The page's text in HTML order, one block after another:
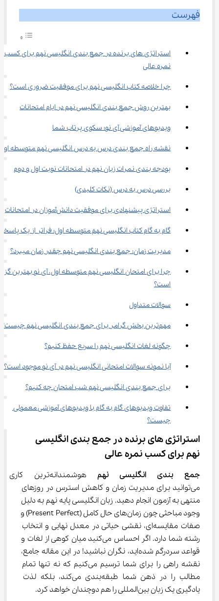
فهرست
استراتژی ‌های برنده در جمع بندی انگلیسی نهم برای کسب
نمره عالی
چرا خلاصه کتاب انگلیسی نهم برای موفقیت ضروری است؟
بهترین روش جمع‌ بندی انگلیسی نهم در ایام امتحانات
ویدیوهای آموزشی آی نو؛ سکوی پرتاب شما
نقشه راه جمع ‌بندی درس به درس انگلیسی نهم متوسطه اول
بودجه بندی نمرات زبان نهم در امتحانات نوبت اول و دوم
بررسی درس به درس (نکات کلیدی)
استراتژی پیشنهادی برای موفقیت دانش‌آموزان در امتحانات
گام به گام کتاب انگلیسی نهم متوسطه اول؛ فراتر از یک
مدیریت زمان: جمع‌ بندی انگلیسی نهم چقدر زمان میبرد؟
چرا برای امتحان انگلیسی نهم متوسطه اول، آی نو بهترین
است؟
سوالات متداول
مهم‌ترین بخش گرامر برای جمع‌ بندی انگلیسی نهم چیست؟
چگونه لغات انگلیسی نهم را سریع حفظ کنیم؟
آیا نمونه سوالات امتحانی انگلیسی نهم در آی نو موجود است؟
برای جمع ‌بندی انگلیسی نهم شب امتحان چه کنیم؟
تفاوت ویدیوهای گام به گام با ویدیوهای آموزشی معمولی
چیست؟
استراتژی ‌های برنده در جمع بندی انگلیسی
نهم برای کسب نمره عالی
جمع‌ بندی انگلیسی نهم
می‌توانید برای مدیریت زمان و کاهش استرس در روزهای
منتهی به آزمون انجام دهید. زبان انگلیسی پایه نهم به دلیل
وجود مباحثی چون زمان‌های حال کامل (Present Perfect) و
صفات مقایسه‌ای، نقشی حیاتی در معدل نهایی و انتخاب
رشته شما دارد. اگر احساس می‌کنید میان کوهی از لغات و
قواعد سردرگم شده‌اید، نگران نباشید! در این مقاله جامع،
نقشه راهی را برای شما ترسیم می‌کنیم که نه تنها تمام
مطالب را در ذهن شما طبقه‌بندی می‌کند، بلکه لذت
یادگیری یک زبان بین‌المللی را هم دوچندان خواهد کرد.